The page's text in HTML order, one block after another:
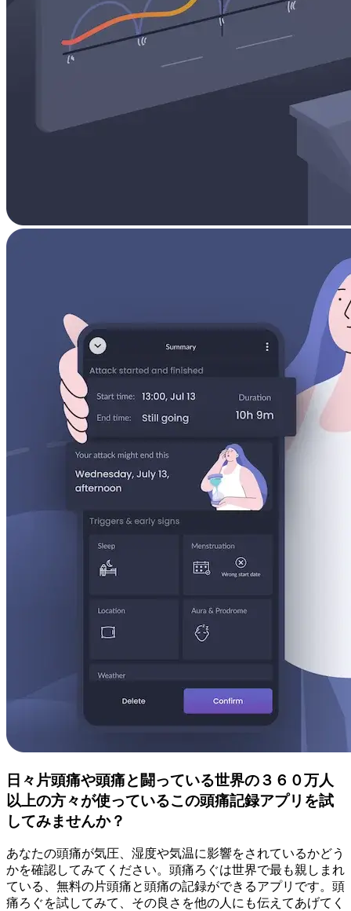
日々片頭痛や頭痛と闘っている世界の３６０万人
以上の方々が使っているこの頭痛記録アプリを試
してみませんか？
あなたの頭痛が気圧、湿度や気温に影響をされているかどう
かを確認してみてください。頭痛ろぐは世界で最も親しまれ
ている、無料の片頭痛と頭痛の記録ができるアプリです。頭
痛ろぐを試してみて、その良さを他の人にも伝えてあげてく